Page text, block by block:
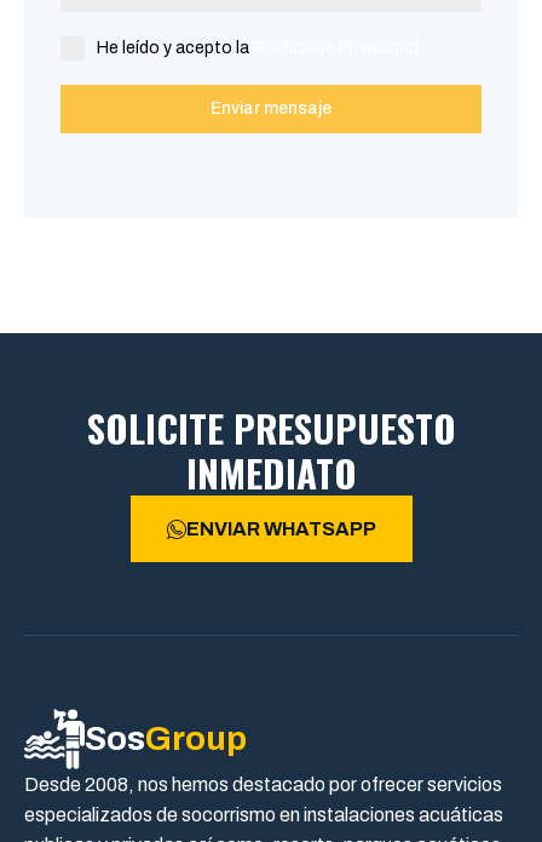
He leído y acepto la
Enviar mensaje
SOLICITE PRESUPUESTO
INMEDIATO
ENVIAR WHATSAPP
SosGroup
Desde 2008, nos hemos destacado por ofrecer servicios
especializados de socorrismo en instalaciones acuáticas